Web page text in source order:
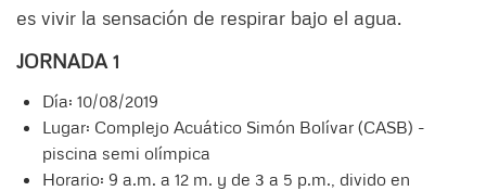
es vivir la sensación de respirar bajo el agua.
JORNADA 1
Día: 10/08/2019
Lugar: Complejo Acuático Simón Bolívar (CASB) -
piscina semi olímpica
Horario: 9 a.m. a 12 m. y de 3 a 5 p.m., divido en